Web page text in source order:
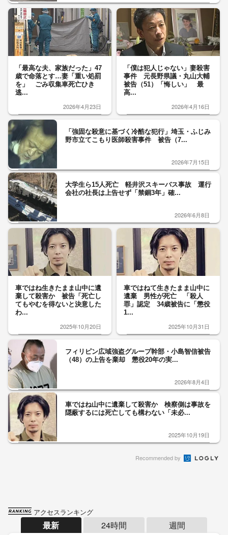
「最高な夫、家族だった」47
歳で命落とす…妻「重い処罰
を」 ごみ収集車死亡ひき
逃...
2026年4月23日
「僕は犯人じゃない」妻殺害
事件 元長野県議・丸山大輔
被告（51）「悔しい」 最
高...
2026年4月16日
「強固な殺意に基づく冷酷な犯行」埼玉・ふじみ
野市立てこもり医師殺害事件 被告（7...
2026年7月15日
大学生ら15人死亡 軽井沢スキーバス事故 運行
会社の社長は上告せず「禁錮3年」確...
2026年6月8日
車ではね生きたまま山中に遺
棄して殺害か 被告「死亡し
てもやむを得ないと決意した
わ...
2025年10月20日
車ではねて生きたまま山中に
遺棄 男性が死亡 「殺人
罪」認定 34歳被告に「懲役
1...
2025年10月31日
フィリピン広域強盗グループ幹部・小島智信被告
（48）の上告を棄却 懲役20年の実...
2026年8月4日
車ではね山中に遺棄して殺害か 検察側は事故を
隠蔽するには死亡しても構わない「未必...
2025年10月19日
Recommended by
アクセスランキング
最新 24時間 週間